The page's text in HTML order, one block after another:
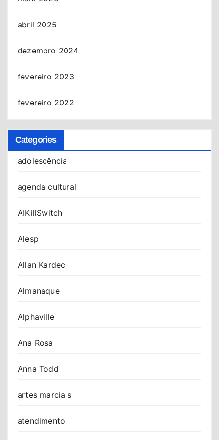
abril 2025
dezembro 2024
fevereiro 2023
fevereiro 2022
Categories
adolescência
agenda cultural
AIKillSwitch
Alesp
Allan Kardec
Almanaque
Alphaville
Ana Rosa
Anna Todd
artes marciais
atendimento